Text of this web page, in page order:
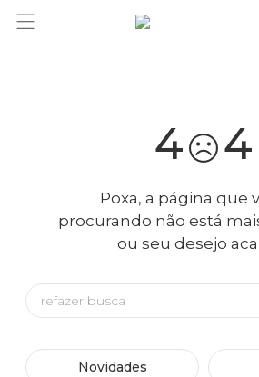
você merece 30% OFF pra comemorar
4 4
Poxa, a página que
procurando não está
ou seu desejo
Novidades